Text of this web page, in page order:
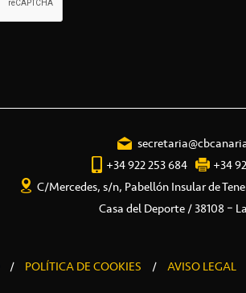
+34 922 253 684
+34
C/Mercedes, s/n, Pabellón Insular de
Casa del Deporte / 38108 –
/ POLÍTICA DE COOKIES / AVISO LEGAL